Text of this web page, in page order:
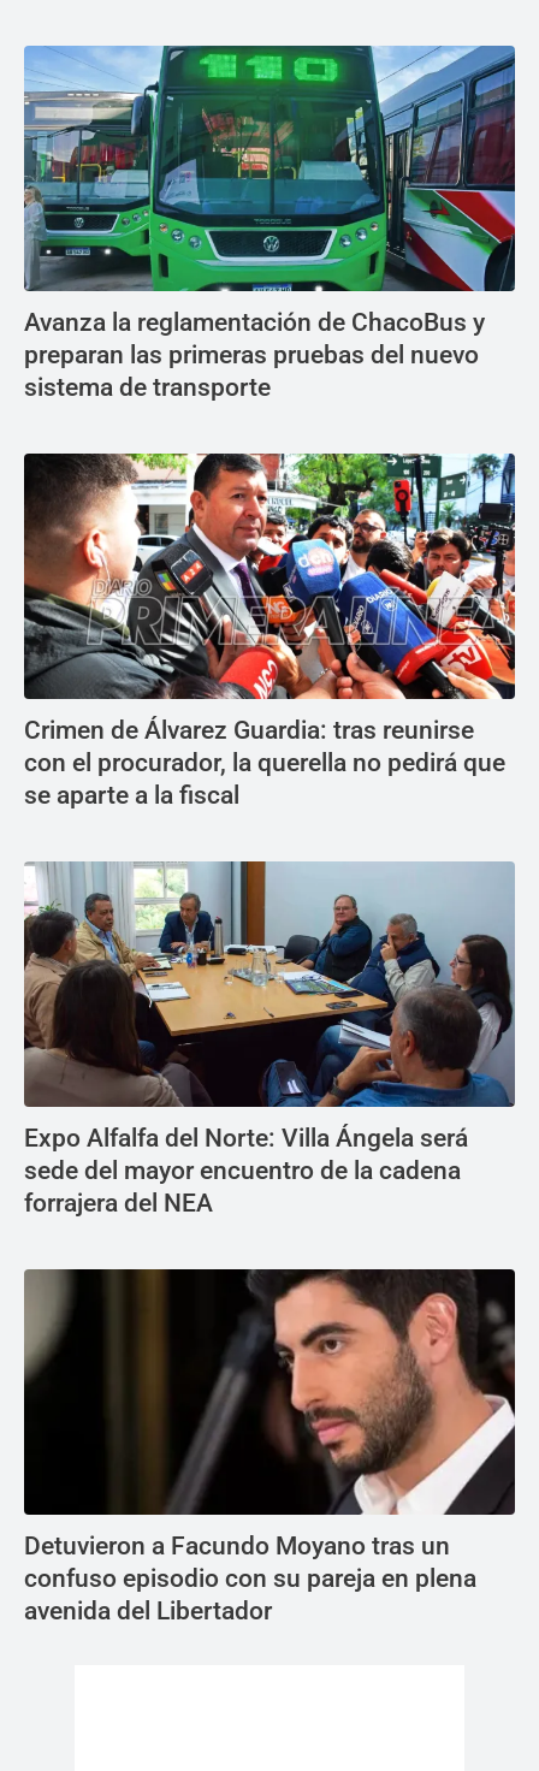
Avanza la reglamentación de ChacoBus y
preparan las primeras pruebas del nuevo
sistema de transporte
Crimen de Álvarez Guardia: tras reunirse
con el procurador, la querella no pedirá que
se aparte a la fiscal
Expo Alfalfa del Norte: Villa Ángela será
sede del mayor encuentro de la cadena
forrajera del NEA
Detuvieron a Facundo Moyano tras un
confuso episodio con su pareja en plena
avenida del Libertador